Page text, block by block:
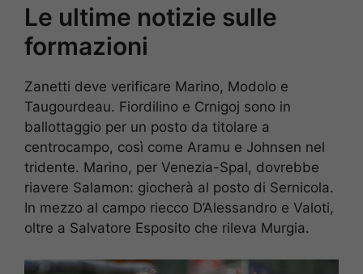
Le ultime notizie sulle
formazioni
Zanetti deve verificare Marino, Modolo e
Taugourdeau. Fiordilino e Crnigoj sono in
ballottaggio per un posto da titolare a
centrocampo, così come Aramu e Johnsen nel
tridente. Marino, per Venezia-Spal, dovrebbe
riavere Salamon: giocherà al posto di Sernicola.
In mezzo al campo riecco D’Alessandro e Valoti,
oltre a Salvatore Esposito che rileva Murgia.